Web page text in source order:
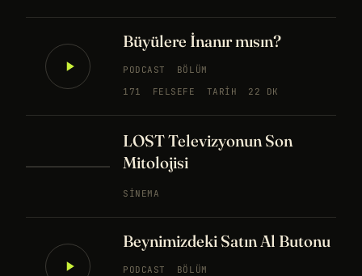
Büyülere İnanır mısın?
PODCAST
BÖLÜM
171
FELSEFE TARIH 22 DK
LOST Televizyonun Son
Mitolojisi
SINEMA
Beynimizdeki Satın Al Butonu
PODCAST
BÖLÜM